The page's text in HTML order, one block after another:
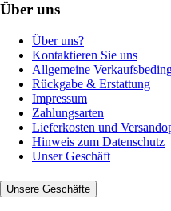
Über uns
Über uns?
Kontaktieren Sie uns
Allgemeine
Rückgabe & Erstattung
Impressum
Zahlungsarten
Lieferkosten und
Hinweis zum Datenschutz
Unser Geschäft
Unsere Geschäfte